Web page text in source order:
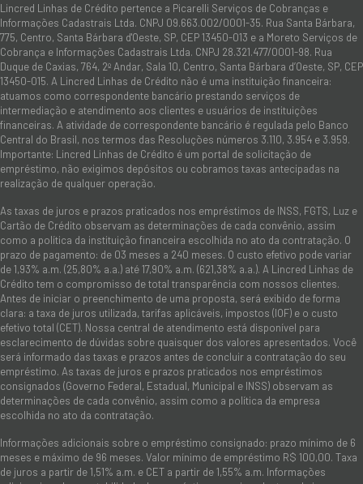
Lincred Linhas de Crédito pertence a Picarelli Serviços de Cobranças e
Informações Cadastrais Ltda. CNPJ 09.663.002/0001-35. Rua Santa Bárbara,
775, Centro, Santa Bárbara d'Oeste, SP, CEP 13450-013 e a Moreto Serviços de
Cobrança e Informações Cadastrais Ltda. CNPJ 28.321.477/0001-98. Rua
Duque de Caxias, 764, 2º Andar, Sala 10, Centro, Santa Bárbara d’Oeste, SP, CEP
13450-015. A Lincred Linhas de Crédito não é uma instituição financeira:
atuamos como correspondente bancário prestando serviços de
intermediação e atendimento aos clientes e usuários de instituições
financeiras. A atividade de correspondente bancário é regulada pelo Banco
Central do Brasil, nos termos das Resoluções números 3.110, 3.954 e 3.959.
Importante: Lincred Linhas de Crédito é um portal de solicitação de
empréstimo, não exigimos depósitos ou cobramos taxas antecipadas na
realização de qualquer operação.
As taxas de juros e prazos praticados nos empréstimos de INSS, FGTS, Luz e
Cartão de Crédito observam as determinações de cada convênio, assim
como a política da instituição financeira escolhida no ato da contratação. O
prazo de pagamento: de 03 meses a 240 meses. O custo efetivo pode variar
de 1,93% a.m. (25,80% a.a.) até 17,90% a.m. (621,38% a.a.). A Lincred Linhas de
Crédito tem o compromisso de total transparência com nossos clientes.
Antes de iniciar o preenchimento de uma proposta, será exibido de forma
clara: a taxa de juros utilizada, tarifas aplicáveis, impostos (IOF) e o custo
efetivo total (CET). Nossa central de atendimento está disponível para
esclarecimento de dúvidas sobre quaisquer dos valores apresentados. Você
será informado das taxas e prazos antes de concluir a contratação do seu
empréstimo. As taxas de juros e prazos praticados nos empréstimos
consignados (Governo Federal, Estadual, Municipal e INSS) observam as
determinações de cada convênio, assim como a política da empresa
escolhida no ato da contratação.
Informações adicionais sobre o empréstimo consignado: prazo mínimo de 6
meses e máximo de 96 meses. Valor mínimo de empréstimo R$ 100,00. Taxa
de juros a partir de 1,51% a.m. e CET a partir de 1,55% a.m. Informações